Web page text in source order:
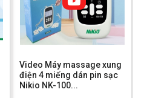
Video Máy massage xung
điện 4 miếng dán pin sạc
Nikio NK-100...